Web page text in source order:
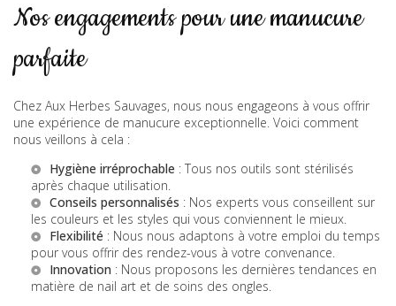
Nos engagements pour une manucure
parfaite
Chez Aux Herbes Sauvages, nous nous engageons à vous offrir
une expérience de manucure exceptionnelle. Voici comment
nous veillons à cela :
Hygiène irréprochable : Tous nos outils sont stérilisés
après chaque utilisation.
Conseils personnalisés : Nos experts vous conseillent sur
les couleurs et les styles qui vous conviennent le mieux.
Flexibilité : Nous nous adaptons à votre emploi du temps
pour vous offrir des rendez-vous à votre convenance.
Innovation : Nous proposons les dernières tendances en
matière de nail art et de soins des ongles.